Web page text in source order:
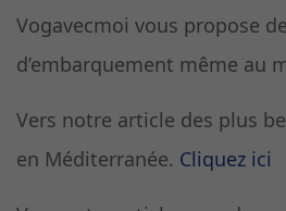
Vogavecmoi vous propose
d’embarquement même au
Vers notre article des plus
en Méditerranée. Cliquez ici